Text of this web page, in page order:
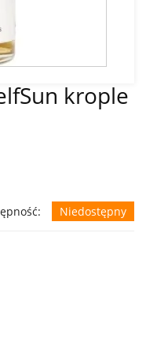
krople
Niedostępny